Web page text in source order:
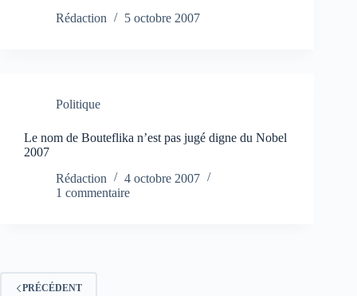
Rédaction
5 octobre 2007
Politique
Le nom de Bouteflika n’est pas jugé digne du Nobel
2007
Rédaction
4 octobre 2007
1 commentaire
PRÉCÉDENT